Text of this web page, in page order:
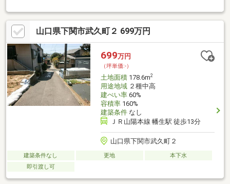
観法
山口県下関市武久町２ 699万円
699万円
（坪単価:-）
土地面積178.6m2
用途地域２種中高
建ぺい率60%
容積率160%
建築条件なし
ＪＲ山陽本線 幡生駅 徒歩13分
山口県下関市武久町２
建築条件なし 更地
本下水
即引渡し可